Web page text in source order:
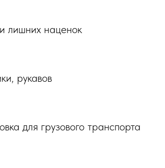
лишних наценок
рукавов
для грузового транспорта